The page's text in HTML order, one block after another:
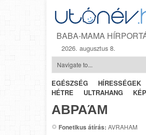
BABA-MAMA
2026. augusztus 8.
EGÉSZSÉG HÍRESSÉGEK
HÉTRE
ULTRAHANG
ΑΒΡΑΆΜ
Fonetikus átírás: AVRAHAM